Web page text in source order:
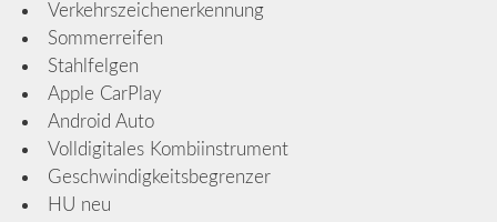
Verkehrszeichenerkennung
Sommerreifen
Stahlfelgen
Apple CarPlay
Android Auto
Volldigitales Kombiinstrument
Geschwindigkeitsbegrenzer
HU neu